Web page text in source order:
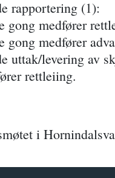
rapportering (1):
gong medfører
gong medfører
uttak/levering av
rettleiing.
i